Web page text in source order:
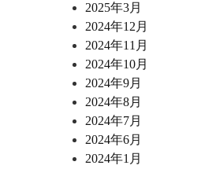
2025年3月
2024年12月
2024年11月
2024年10月
2024年9月
2024年8月
2024年7月
2024年6月
2024年1月